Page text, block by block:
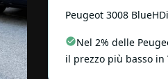
Peugeot 3008 BlueHDi
Nel 2% delle
il prezzo più basso in